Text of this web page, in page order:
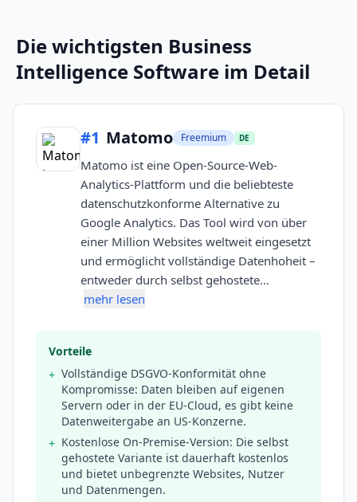
Die wichtigsten Business
Intelligence Software im Detail
#1 Matomo Freemium DE
Matomo ist eine Open-Source-Web-
Analytics-Plattform und die beliebteste
datenschutzkonforme Alternative zu
Google Analytics. Das Tool wird von über
einer Million Websites weltweit eingesetzt
und ermöglicht vollständige Datenhoheit –
entweder durch selbst gehostete…
mehr lesen
Vorteile
+ Vollständige DSGVO-Konformität ohne
Kompromisse: Daten bleiben auf eigenen
Servern oder in der EU-Cloud, es gibt keine
Datenweitergabe an US-Konzerne.
+ Kostenlose On-Premise-Version: Die selbst
gehostete Variante ist dauerhaft kostenlos
und bietet unbegrenzte Websites, Nutzer
und Datenmengen.